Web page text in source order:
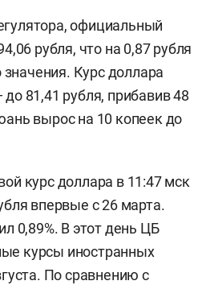
официальный
рубля, что на 0,87 рубля
Курс доллара
81,41 рубля, прибавив 48
вырос на 10 копеек до
курс доллара в 11:47 мск
впервые с 26 марта.
0,89%. В этот день ЦБ
курсы иностранных
По сравнению с